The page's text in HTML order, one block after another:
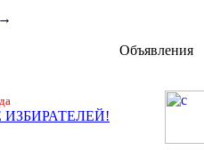
→
Объявления